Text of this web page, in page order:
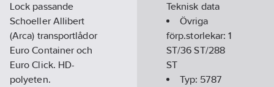
Lock passande
Schoeller Allibert
(Arca) transportlådor
Euro Container och
Euro Click. HD-
polyeten.
Teknisk data
Övriga
förp.storlekar:1
ST/36 ST/288
ST
Typ: 5787